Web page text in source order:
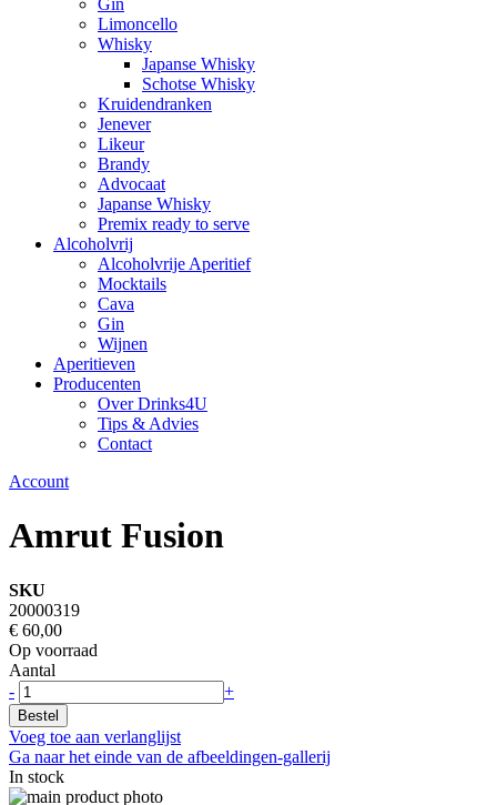
Gin
Limoncello
Whisky
Japanse Whisky
Schotse Whisky
Kruidendranken
Jenever
Likeur
Brandy
Advocaat
Japanse Whisky
Premix ready to serve
Alcoholvrij
Alcoholvrije Aperitief
Mocktails
Cava
Gin
Wijnen
Aperitieven
Producenten
Over Drinks4U
Tips & Advies
Contact
Account
Amrut Fusion
SKU
20000319
€ 60,00
Op voorraad
Aantal
-
+
Bestel
Voeg toe aan verlanglijst
Ga naar het einde van de afbeeldingen-gallerij
In stock